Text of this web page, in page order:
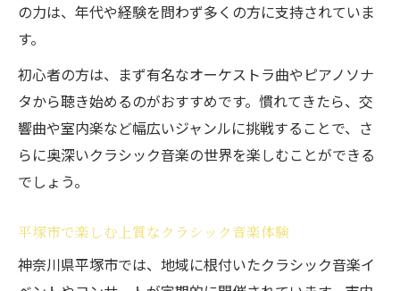
の力は、年代や経験を問わず多くの方に支持されていま
す。
初心者の方は、まず有名なオーケストラ曲やピアノソナ
タから聴き始めるのがおすすめです。慣れてきたら、交
響曲や室内楽など幅広いジャンルに挑戦することで、さ
らに奥深いクラシック音楽の世界を楽しむことができる
でしょう。
平塚市で楽しむ上質なクラシック音楽体験
神奈川県平塚市では、地域に根付いたクラシック音楽イ